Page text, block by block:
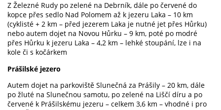
Z Železné Rudy po zelené na Debrník, dále po červené do
kopce přes sedlo Nad Polomem až k jezeru Laka – 10 km
(cyklisté + 2 km – před jezerem Laka je nutné jet přes Hůrku)
nebo autem dojet na Novou Hůrku – 9 km, poté po modré
přes Hůrku k jezeru Laka – 4,2 km – lehké stoupání, lze i na
kole či s kočárkem
Prášilské jezero
Autem dojet na parkoviště Slunečná za Prášily – 20 km, dále
po žluté na Slunečnou samotu, po zelené na Liščí díru a po
červené k Prášilskému jezeru – celkem 3,6 km – vhodné i pro